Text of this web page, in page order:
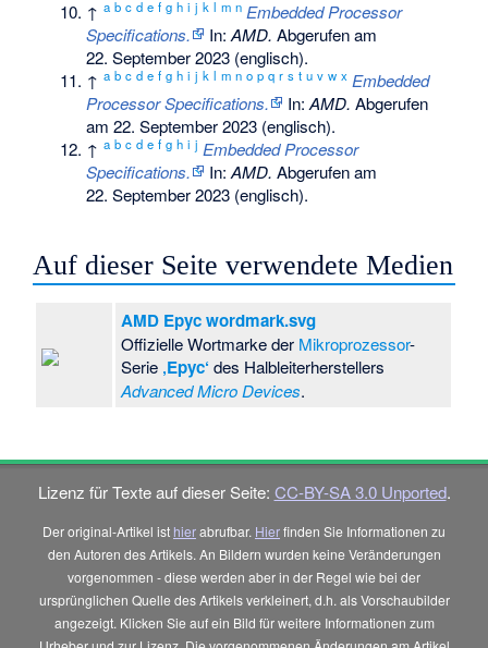
↑a b c d e f g h i j k l m n Embedded Processor
Specifications.
In:AMD. Abgerufen am
22. September 2023 (englisch).
↑a b c d e f g h i j k l m n o p q r s t u v w x Embedded
Processor Specifications.
In:AMD. Abgerufen
am 22. September 2023 (englisch).
↑a b c d e f g h i j Embedded Processor
Specifications.
In:AMD. Abgerufen am
22. September 2023 (englisch).
Auf dieser Seite verwendete Medien
AMD Epyc wordmark.svg
Offizielle Wortmarke der Mikroprozessor-
Serie ‚Epyc‘ des Halbleiterherstellers
Advanced Micro Devices.
Lizenz für Texte auf dieser Seite: CC-BY-SA 3.0 Unported.
Der original-Artikel ist hierabrufbar. Hierfinden Sie Informationen zu
den Autoren des Artikels. An Bildern wurden keine Veränderungen
vorgenommen - diese werden aber in der Regel wie bei der
ursprünglichen Quelle des Artikels verkleinert, d.h. als Vorschaubilder
angezeigt. Klicken Sie auf ein Bild für weitere Informationen zum